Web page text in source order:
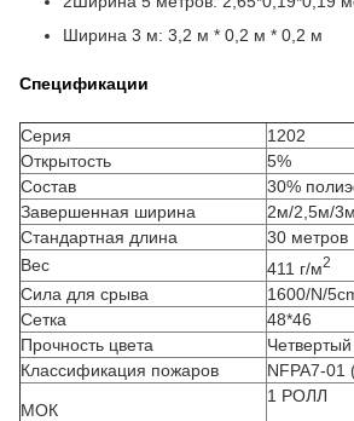
Ширина 3 м: 3,2 м * 0,2 м * 0,2 м
Спецификации
Серия
1202
Открытость
5%
Состав
30%
Завершенная ширина
2м/2,5м/3м
Стандартная длина
30 метров
Вес
411 г/м2
Сила для срыва
1600/N/
Сетка
48*46
Прочность цвета
Классификация пожаров
NFPA7-
МОК
1 РОЛЛ